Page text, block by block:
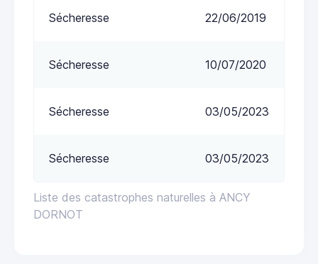
Liste des catastrophes naturelles à ANCY
DORNOT
Sécheresse 22/06/2019
Sécheresse 10/07/2020
Sécheresse 03/05/2023
Sécheresse 03/05/2023